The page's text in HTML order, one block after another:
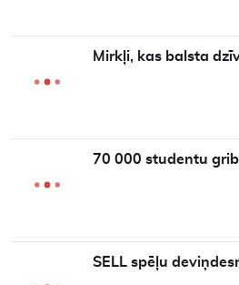
Mirkļi, kas balsta
70 000 studentu
SELL spēļu